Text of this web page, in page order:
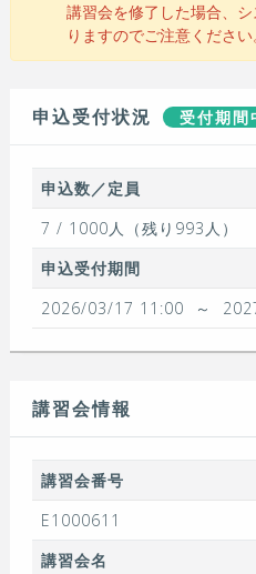
講習会を修了した場合、
りますのでご注意ください
申込受付状況 受付期間
申込数／定員
7 / 1000人（残り993人）
申込受付期間
2026/03/17 11:00
～
講習会情報
講習会番号
E1000611
講習会名